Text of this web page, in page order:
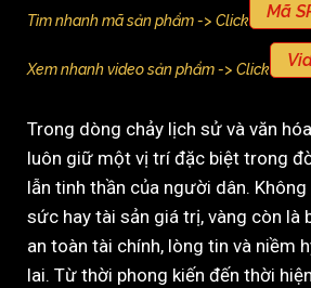
Tìm nhanh mã sản phẩm -> Click Mã
Xem nhanh video sản phẩm -> Click
Trong dòng chảy lịch sử và văn
luôn giữ một vị trí đặc biệt trong
lẫn tinh thần của người dân.
sức hay tài sản giá trị, vàng còn là
an toàn tài chính, lòng tin và niềm
lai. Từ thời phong kiến đến thời